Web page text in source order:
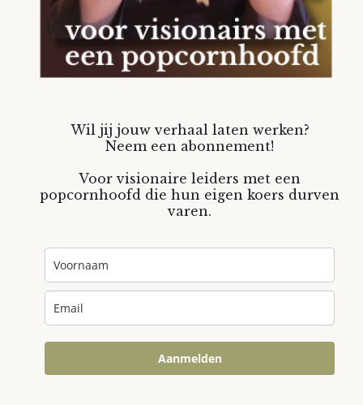
Wil jij jouw verhaal laten werken?
Neem een abonnement!
Voor visionaire leiders met een
popcornhoofd die hun eigen koers durven
varen.
Aanmelden